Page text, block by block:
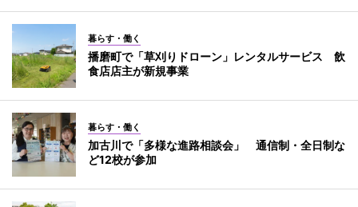
暮らす・働く
播磨町で「草刈りドローン」レンタルサービス 飲
食店店主が新規事業
暮らす・働く
加古川で「多様な進路相談会」 通信制・全日制な
ど12校が参加